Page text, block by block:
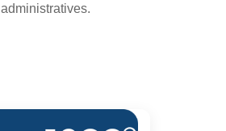
administratives.